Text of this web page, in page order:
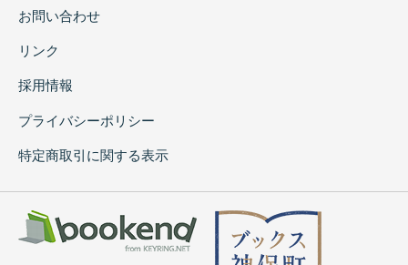
お問い合わせ
リンク
採用情報
プライバシーポリシー
特定商取引に関する表示